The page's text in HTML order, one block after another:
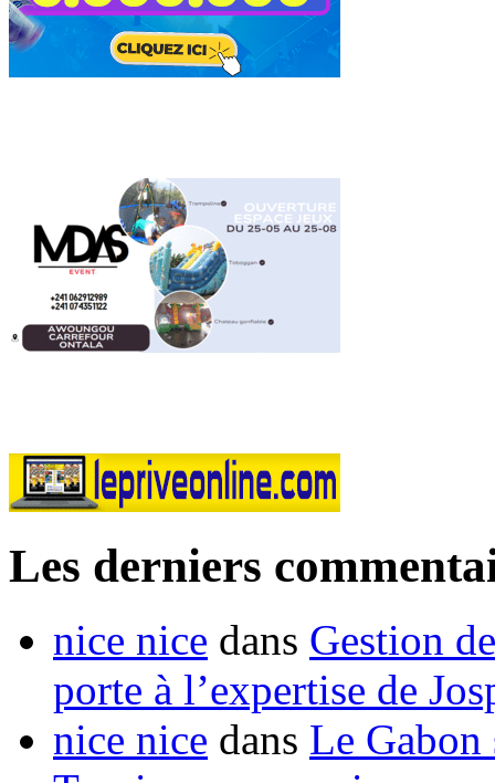
Les derniers
nice nice dans Gestion
porte à l’expertise de
nice nice dans Le Gabon